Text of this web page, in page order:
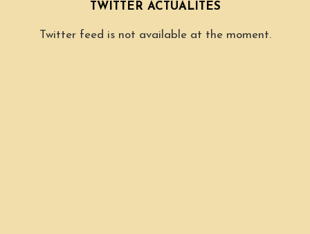
TWITTER ACTUALITÉS
Twitter feed is not available at the moment.